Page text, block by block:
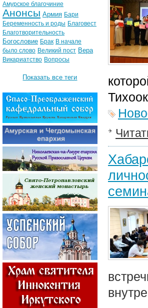
Амурское благочиние
Анонсы Армия Бари
Беременность и роды Благовест
Благотворительность
Богословие Брак В начале
было слово Великий пост Вера
Викариатство Вопросы
Показать все теги